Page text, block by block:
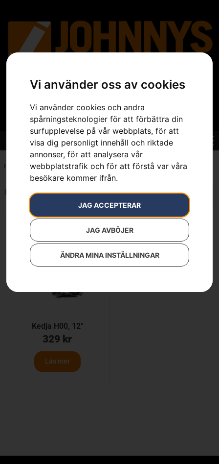
Vi använder oss av cookies
Vi använder cookies och andra
spårningsteknologier för att förbättra din
surfupplevelse på vår webbplats, för att
visa dig personligt innehåll och riktade
annonser, för att analysera vår
webbplatstrafik och för att förstå var våra
besökare kommer ifrån.
JAG ACCEPTERAR
JAG AVBÖJER
ÄNDRA MINA INSTÄLLNINGAR
Hem 7391883542330
Endast ett sökresultat
Kedja H00, 12″
329 kr
Läs mer